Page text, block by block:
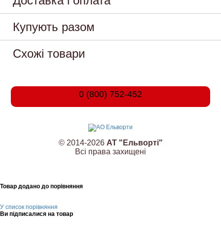
Купують разом
Схожі товари
0 (800) 752-452
© 2014-2026 АТ "Ельворті"
Всі права захищені
Товар додано до порівняння
У список порівняння
Ви підписалися на товар